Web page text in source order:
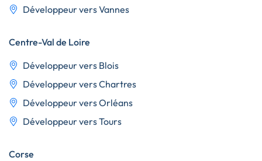
Développeur vers Vannes
Centre-Val de Loire
Développeur vers Blois
Développeur vers Chartres
Développeur vers Orléans
Développeur vers Tours
Corse